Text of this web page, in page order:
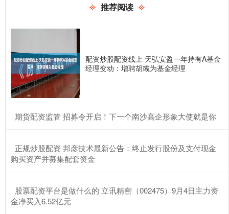
推荐阅读
配资炒股配资线上 天弘安盈一年持有A基金
经理变动：增聘胡彧为基金经理
​期货配资监管 招募令开启！下一个南沙高企形象大使就是你
​正规炒股配资 邦彦技术最新公告：终止发行股份及支付现金
购买资产并募集配套资金
​股票配资平台是做什么的 立讯精密（002475）9月4日主力资
金净买入6.52亿元